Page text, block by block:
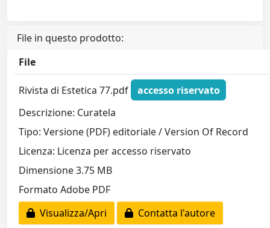
File in questo prodotto:
File
Rivista di Estetica 77.pdf
accesso riservato
Descrizione: Curatela
Tipo: Versione (PDF) editoriale / Version Of Record
Licenza: Licenza per accesso riservato
Dimensione 3.75 MB
Formato Adobe PDF
Visualizza/Apri
Contatta l'autore